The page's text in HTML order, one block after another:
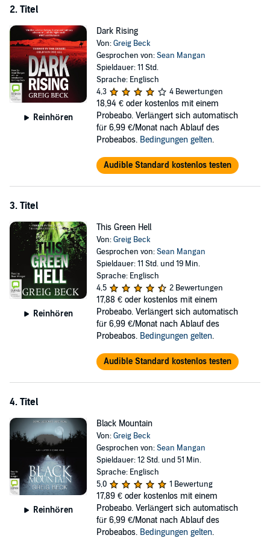
2. Titel
Reinhören
Dark Rising
Von:Greig Beck
Gesprochen von:Sean Mangan
Spieldauer: 11 Std.
Sprache: Englisch
4,3
4 Bewertungen
18,94 € oder kostenlos mit einem
Probeabo. Verlängert sich automatisch
für 6,99 €/Monat nach Ablauf des
Probeabos. Bedingungen gelten.
Audible Standard kostenlos testen
3. Titel
Reinhören
This Green Hell
Von:Greig Beck
Gesprochen von:Sean Mangan
Spieldauer: 11 Std. und 19 Min.
Sprache: Englisch
4,5
2 Bewertungen
17,88 € oder kostenlos mit einem
Probeabo. Verlängert sich automatisch
für 6,99 €/Monat nach Ablauf des
Probeabos. Bedingungen gelten.
Audible Standard kostenlos testen
4. Titel
Reinhören
Black Mountain
Von:Greig Beck
Gesprochen von:Sean Mangan
Spieldauer: 12 Std. und 51 Min.
Sprache: Englisch
5,0
1 Bewertung
17,89 € oder kostenlos mit einem
Probeabo. Verlängert sich automatisch
für 6,99 €/Monat nach Ablauf des
Probeabos. Bedingungen gelten.